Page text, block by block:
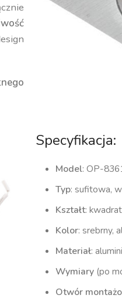
Specyfikacja:
Model: OP-
Typ: sufitowa,
Kształt: kwadrat
Kolor: srebrny,
Materiał:
Wymiary (po
Otwór